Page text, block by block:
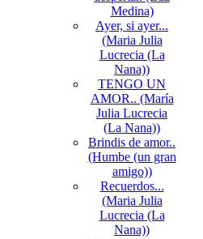
Medina)
Ayer, si ayer...
(Maria Julia
Lucrecia (La
Nana))
TENGO UN
AMOR.. (María
Julia Lucrecia
(La Nana))
Brindis de amor..
(Humbe (un gran
amigo))
Recuerdos...
(Maria Julia
Lucrecia (La
Nana))